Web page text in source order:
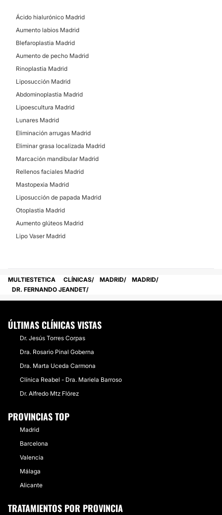
Sociedad Española de Cirugía Estética (SECE)
Experiencia:
23 años
Atención en:
English
Español
No
Métodos de pago aceptados:
Transferencia Bancaria
Efectivo
Lipoescultura
Cirugía maxilofacial
Queiloplastia
Marcación abdominal
Aumento pómulos
Ginecomastia
DERMATOLOGÍA
Lunares
Corrección cicatrices
CIRUGÍA ÍNTIMA
Labioplastia
Himenoplastia
Ácido hialurónico Madrid
Aumento labios Madrid
Blefaroplastia Madrid
Aumento de pecho Madrid
Rinoplastia Madrid
Liposucción Madrid
Abdominoplastia Madrid
Lipoescultura Madrid
Lunares Madrid
Eliminación arrugas Madrid
Eliminar grasa localizada Madrid
Marcación mandibular Madrid
Rellenos faciales Madrid
Mastopexia Madrid
Liposucción de papada Madrid
Otoplastia Madrid
Aumento glúteos Madrid
Lipo Vaser Madrid
MULTIESTETICA CLÍNICAS MADRID
MADRID
DR. FERNANDO JEANDET
ÚLTIMAS CLÍNICAS VISTAS
Dr. Jesús Torres Corpas
Dra. Rosario Pinal Goberna
Dra. Marta Uceda Carmona
Clínica Reabel - Dra. Mariela Barroso
Dr. Alfredo Mtz Flórez
PROVINCIAS TOP
Madrid
Barcelona
Valencia
Málaga
Alicante
TRATAMIENTOS POR PROVINCIA